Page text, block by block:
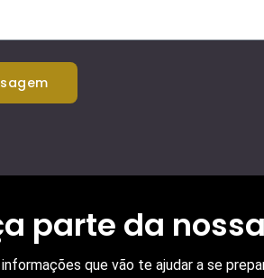
parte da
que vão te ajudar a se